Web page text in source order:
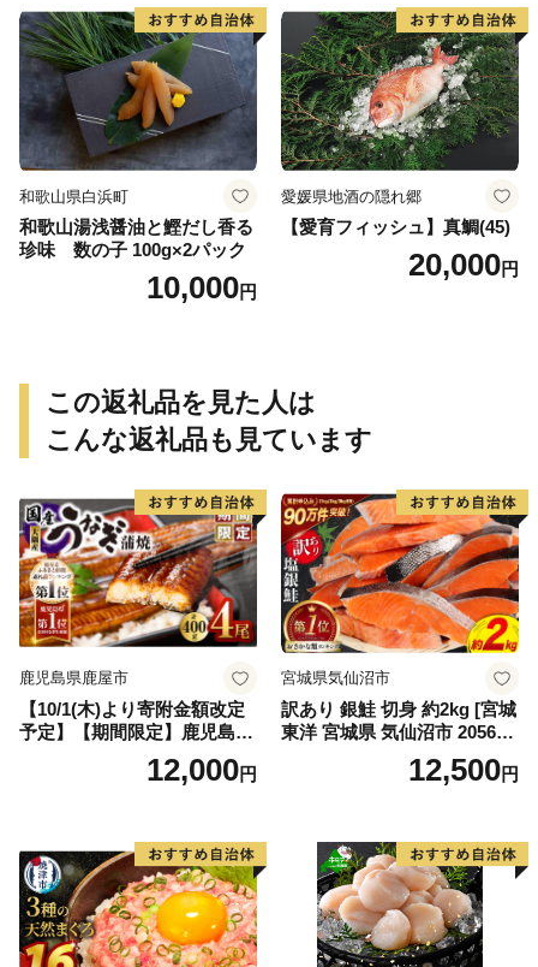
取り寄せグルメ 魚醤 ナンプ
ラー 愛知県 小牧市 冷凍 送料
無料
和歌山県白浜町
和歌山湯浅醤油と鰹だし香る
珍味 数の子 100g×2パック
10,000円
愛媛県地酒の隠れ郷
【愛育フィッシュ】真鯛(45)
20,000円
この返礼品を見た人は
こんな返礼品も見ています
鹿児島県鹿屋市
【10/1(木)より寄附金額改定
予定】【期間限定】鹿児島県
大隅産うなぎ蒲焼4尾（400
g） KN007-02312,000円
宮城県気仙沼市
訳あり 銀鮭 切身 約2kg [宮城
東洋 宮城県 気仙沼市 205649
91] 鮭 魚介類 海鮮 訳アリ 規
格外 不揃い さけ サケ 鮭切身
切り身 魚 わけあり
12,500円